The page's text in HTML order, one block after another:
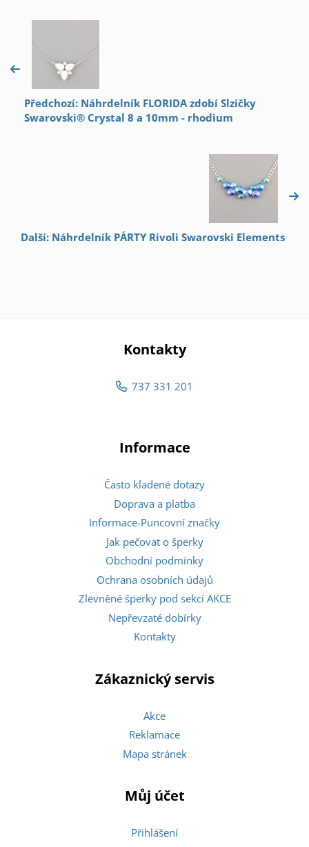
Předchozí: Náhrdelník FLORIDA zdobí Slzičky
Swarovski® Crystal 8 a 10mm - rhodium
Další: Náhrdelník PÁRTY Rivoli Swarovski Elements
Kontakty
737 331 201
Informace
Často kladené dotazy
Doprava a platba
Informace-Puncovní značky
Jak pečovat o šperky
Obchodní podmínky
Ochrana osobních údajů
Zlevněné šperky pod sekcí AKCE
Nepřevzaté dobírky
Kontakty
Zákaznický servis
Akce
Reklamace
Mapa stránek
Můj účet
Přihlášení